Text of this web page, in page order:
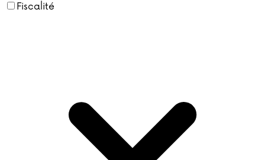
Fiscalité